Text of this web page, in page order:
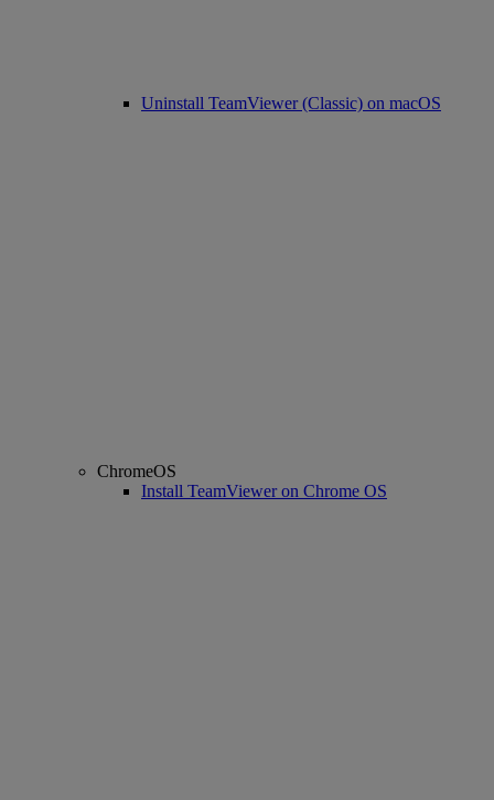
Uninstall TeamViewer (Classic) on macOS
ChromeOS
Install TeamViewer on Chrome OS